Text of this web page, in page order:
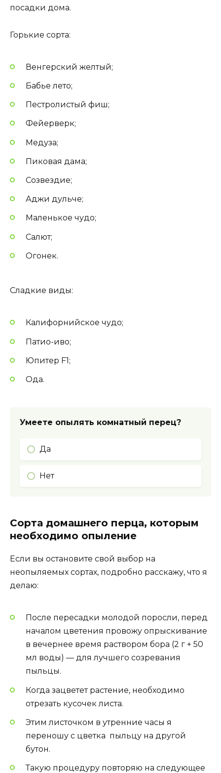
посадки дома.
Горькие сорта:
Венгерский желтый;
Бабье лето;
Пестролистый фиш;
Фейерверк;
Медуза;
Пиковая дама;
Созвездие;
Аджи дульче;
Маленькое чудо;
Салют;
Огонек.
Сладкие виды:
Калифорнийское чудо;
Патио-иво;
Юпитер F1;
Ода.
Умеете опылять комнатный перец?
Да
Нет
Сорта домашнего перца, которым
необходимо опыление
Если вы остановите свой выбор на
неопыляемых сортах, подробно расскажу, что я
делаю:
После пересадки молодой поросли, перед
началом цветения провожу опрыскивание
в вечернее время раствором бора (2 г + 50
мл воды) — для лучшего созревания
пыльцы.
Когда зацветет растение, необходимо
отрезать кусочек листа.
Этим листочком в утренние часы я
переношу с цветка пыльцу на другой
бутон.
Такую процедуру повторяю на следующее